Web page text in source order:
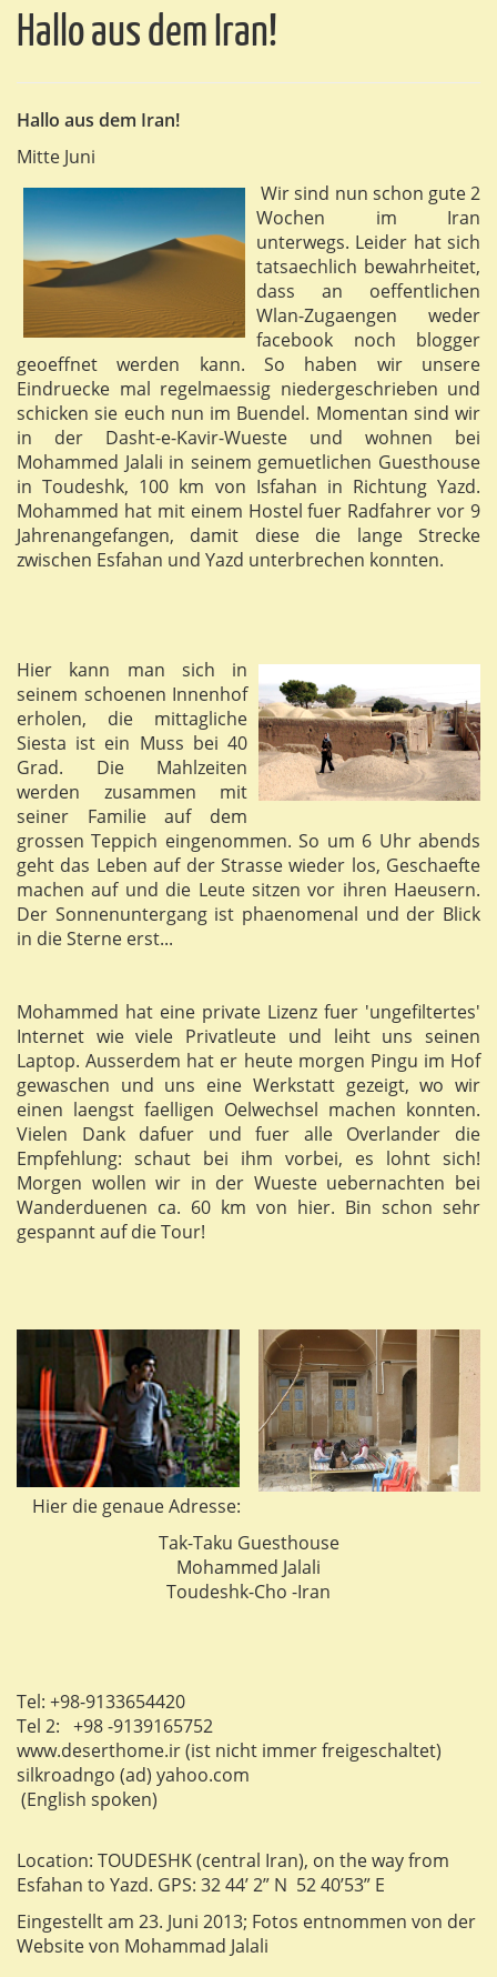
Hallo aus dem Iran!
Hallo aus dem Iran!
Mitte Juni
Wir sind nun schon gute 2
Wochen im Iran
unterwegs. Leider hat sich
tatsaechlich bewahrheitet,
dass an oeffentlichen
Wlan-Zugaengen weder
facebook noch blogger
geoeffnet werden kann. So haben wir unsere
Eindruecke mal regelmaessig niedergeschrieben und
schicken sie euch nun im Buendel. Momentan sind wir
in der Dasht-e-Kavir-Wueste und wohnen bei
Mohammed Jalali in seinem gemuetlichen Guesthouse
in Toudeshk, 100 km von Isfahan in Richtung Yazd.
Mohammed hat mit einem Hostel fuer Radfahrer vor 9
Jahrenangefangen, damit diese die lange Strecke
zwischen Esfahan und Yazd unterbrechen konnten.
Hier kann man sich in
seinem schoenen Innenhof
erholen, die mittagliche
Siesta ist ein Muss bei 40
Grad. Die Mahlzeiten
werden zusammen mit
seiner Familie auf dem
grossen Teppich eingenommen. So um 6 Uhr abends
geht das Leben auf der Strasse wieder los, Geschaefte
machen auf und die Leute sitzen vor ihren Haeusern.
Der Sonnenuntergang ist phaenomenal und der Blick
in die Sterne erst...
Mohammed hat eine private Lizenz fuer 'ungefiltertes'
Internet wie viele Privatleute und leiht uns seinen
Laptop. Ausserdem hat er heute morgen Pingu im Hof
gewaschen und uns eine Werkstatt gezeigt, wo wir
einen laengst faelligen Oelwechsel machen konnten.
Vielen Dank dafuer und fuer alle Overlander die
Empfehlung: schaut bei ihm vorbei, es lohnt sich!
Morgen wollen wir in der Wueste uebernachten bei
Wanderduenen ca. 60 km von hier. Bin schon sehr
gespannt auf die Tour!
Hier die genaue Adresse:
Tak-Taku Guesthouse
Mohammed Jalali
Toudeshk-Cho -Iran
Tel: +98-9133654420
Tel 2: +98 -9139165752
www.deserthome.ir (ist nicht immer freigeschaltet)
silkroadngo (ad) yahoo.com
(English spoken)
Location: TOUDESHK (central Iran), on the way from
Esfahan to Yazd. GPS: 32 44’ 2” N 52 40’53” E
Eingestellt am 23. Juni 2013; Fotos entnommen von der
Website von Mohammad Jalali